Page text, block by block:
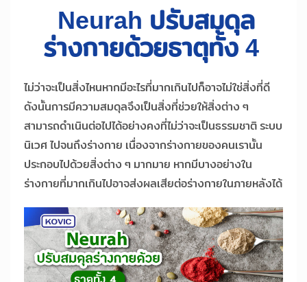
Neurah ปรับสมดุล
ร่างกายด้วยธาตุทั้ง 4
ไม่ว่าจะเป็นสิ่งไหนหากมีอะไรที่มากเกินไปก็อาจไม่ใช่สิ่งที่ดี
ดังนั้นการมีความสมดุลจึงเป็นสิ่งที่ช่วยให้สิ่งต่าง ๆ
สามารถดำเนินต่อไปได้อย่างคงที่ไม่ว่าจะเป็นธรรมชาติ ระบบ
นิเวศ ไปจนถึงร่างกาย เนื่องจากร่างกายของคนเรานั้น
ประกอบไปด้วยสิ่งต่าง ๆ มากมาย หากมีบางอย่างใน
ร่างกายที่มากเกินไปอาจส่งผลเสียต่อร่างกายในภายหลังได้